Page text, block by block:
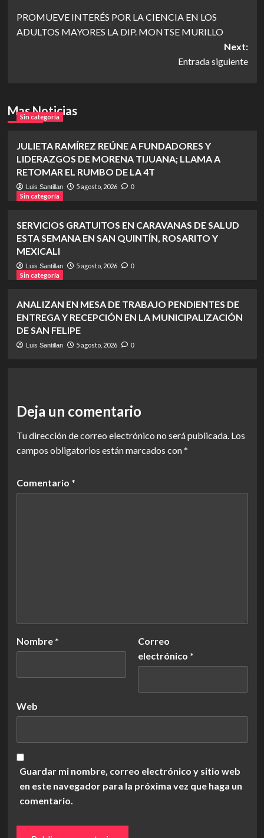
PROMUEVE INTERÉS POR LA CIENCIA EN LOS
ADULTOS MAYORES LA DIP. MONTSE MURILLO
Next:
Entrada siguiente
Mas Noticias
Sin categoría
JULIETA RAMÍREZ REÚNE A FUNDADORES Y
LIDERAZGOS DE MORENA TIJUANA; LLAMA A
RETOMAR EL RUMBO DE LA 4T
Luis Santillan 5 agosto, 2026 0
Sin categoría
SERVICIOS GRATUITOS EN CARAVANAS DE SALUD
ESTA SEMANA EN SAN QUINTÍN, ROSARITO Y
MEXICALI
Luis Santillan 5 agosto, 2026 0
Sin categoría
ANALIZAN EN MESA DE TRABAJO PENDIENTES DE
ENTREGA Y RECEPCIÓN EN LA MUNICIPALIZACIÓN
DE SAN FELIPE
Luis Santillan 5 agosto, 2026 0
Deja un comentario
Tu dirección de correo electrónico no será publicada. Los
campos obligatorios están marcados con*
Comentario *
Nombre *
Correo
electrónico *
Web
Guardar mi nombre, correo electrónico y sitio web
en este navegador para la próxima vez que haga un
comentario.